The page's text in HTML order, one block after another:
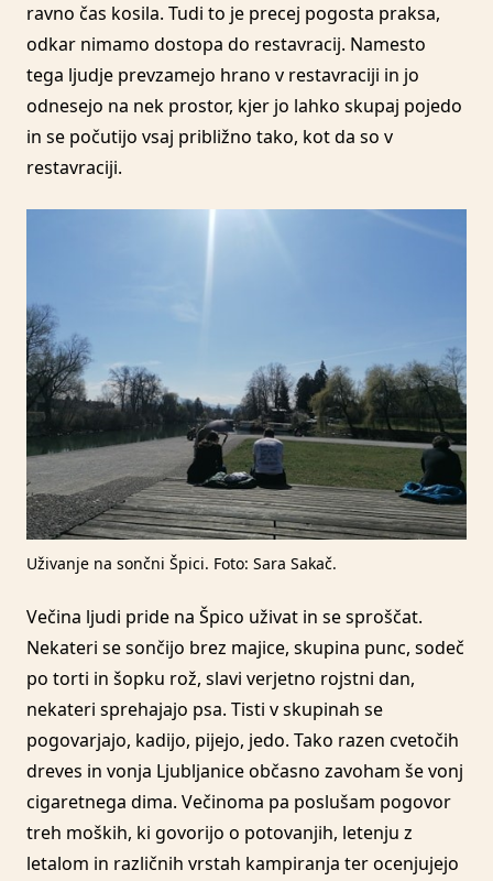
ravno čas kosila. Tudi to je precej pogosta praksa,
odkar nimamo dostopa do restavracij. Namesto
tega ljudje prevzamejo hrano v restavraciji in jo
odnesejo na nek prostor, kjer jo lahko skupaj pojedo
in se počutijo vsaj približno tako, kot da so v
restavraciji.
Uživanje na sončni Špici. Foto: Sara Sakač.
Večina ljudi pride na Špico uživat in se sproščat.
Nekateri se sončijo brez majice, skupina punc, sodeč
po torti in šopku rož, slavi verjetno rojstni dan,
nekateri sprehajajo psa. Tisti v skupinah se
pogovarjajo, kadijo, pijejo, jedo. Tako razen cvetočih
dreves in vonja Ljubljanice občasno zavoham še vonj
cigaretnega dima. Večinoma pa poslušam pogovor
treh moških, ki govorijo o potovanjih, letenju z
letalom in različnih vrstah kampiranja ter ocenjujejo